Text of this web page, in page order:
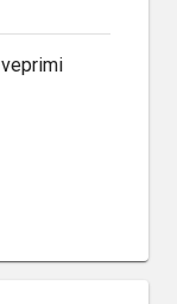
veprimi